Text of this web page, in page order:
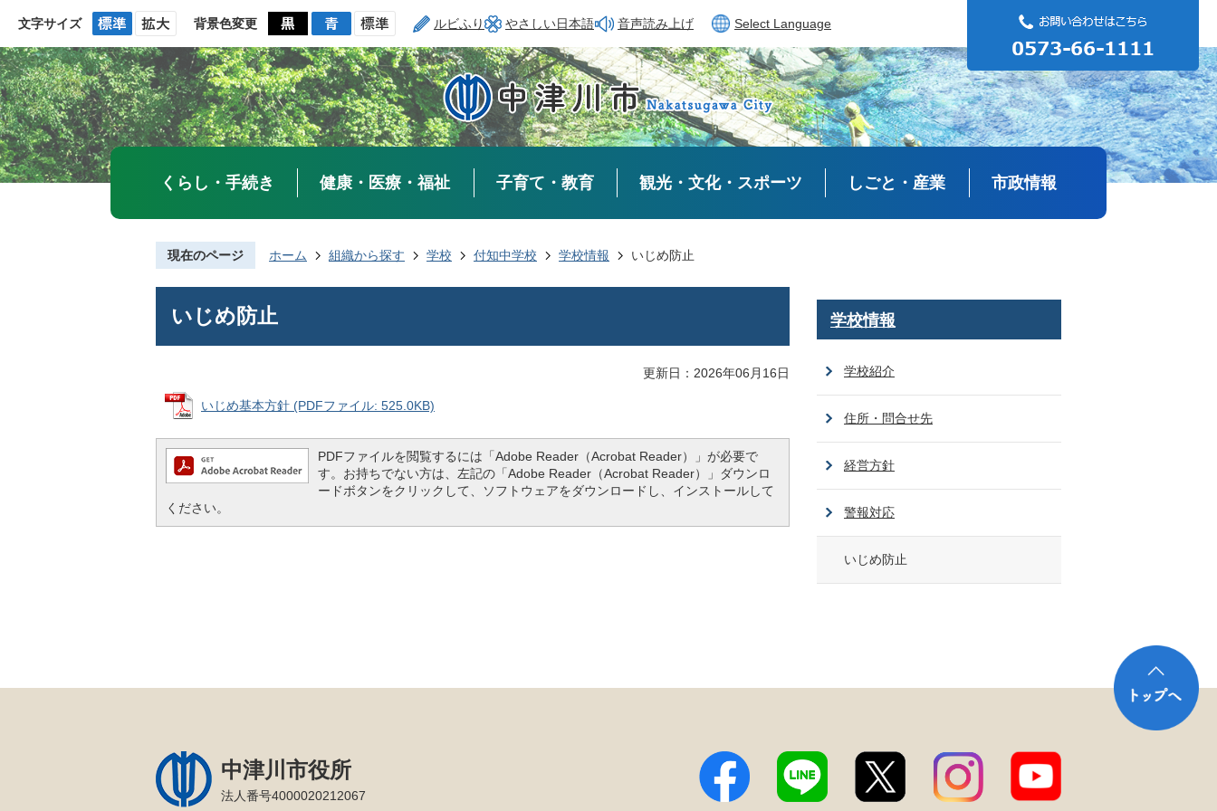
文字サイズ 背景色変更 ルビふり やさしい日本語 音声読み上げ Select Language
くらし・手続き 健康・医療・福祉 子育て・教育 観光・文化・スポーツ しごと・産業 市政情報
現在のページ ホーム 組織から探す 学校 付知中学校 学校情報 いじめ防止
いじめ防止
更新日：2026年06月16日
いじめ基本方針 (PDFファイル: 525.0KB)
PDFファイルを閲覧するには「Adobe Reader（Acrobat Reader）」が必要で
す。お持ちでない方は、左記の「Adobe Reader（Acrobat Reader）」ダウンロ
ードボタンをクリックして、ソフトウェアをダウンロードし、インストールして
ください。
学校情報
学校紹介
住所・問合せ先
経営方針
警報対応
いじめ防止
中津川市役所
法人番号4000020212067